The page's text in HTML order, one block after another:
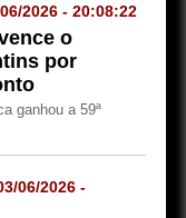
2026 - 20:08:22
o
por
ganhou a 59ª
06/2026 -